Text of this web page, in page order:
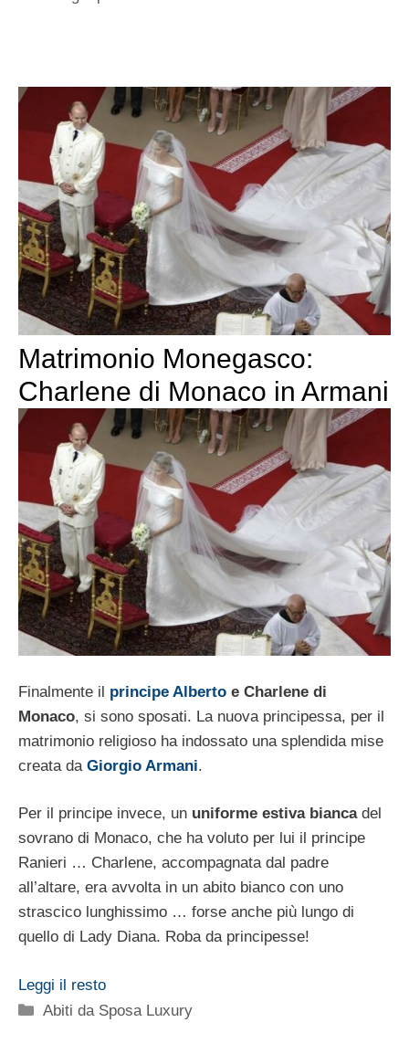
Matrimonio Monegasco:
Charlene di Monaco in Armani
Finalmente il principe Alberto e Charlene di
Monaco, si sono sposati. La nuova principessa, per il
matrimonio religioso ha indossato una splendida mise
creata da Giorgio Armani.
Per il principe invece, un uniforme estiva biancadel
sovrano di Monaco, che ha voluto per lui il principe
Ranieri … Charlene, accompagnata dal padre
all’altare, era avvolta in un abito bianco con uno
strascico lunghissimo … forse anche più lungo di
quello di Lady Diana. Roba da principesse!
Leggi il resto
Categorie
Abiti da Sposa Luxury